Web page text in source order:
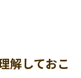
解しておこ